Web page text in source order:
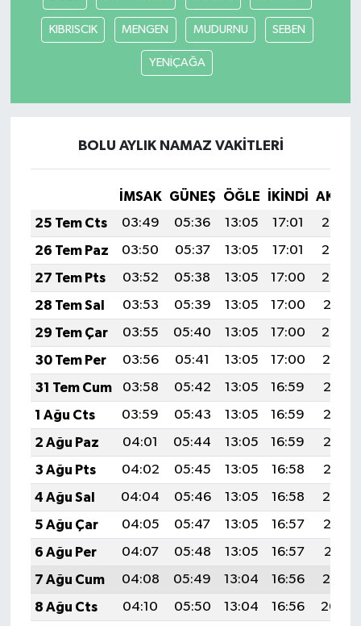
KIBRISCIK MENGEN MUDURNU SEBEN
YENİÇAĞA
BOLU AYLIK NAMAZ VAKITLERI
İMSAK GÜNEŞ ÖĞLE İKINDI
25 Tem Cts
03:49 05:36 13:05 17:01
20:24
26 Tem Paz
03:50 05:37 13:05 17:01
20:23
27 Tem Pts
03:52 05:38 13:05 17:00
20:22
28 Tem Sal
03:53 05:39 13:05 17:00
20:21
29 Tem Çar
03:55 05:40 13:05 17:00
20:20
30 Tem Per
03:56 05:41 13:05 17:00
20:19
31 Tem Cum
03:58 05:42 13:05 16:59
20:18
1 Ağu Cts
03:59 05:43 13:05 16:59
20:17
2 Ağu Paz
04:01 05:44 13:05 16:59
20:16
3 Ağu Pts
04:02 05:45 13:05 16:58
20:15
4 Ağu Sal
04:04 05:46 13:05 16:58
20:14
5 Ağu Çar
04:05 05:47 13:05 16:57
20:13
6 Ağu Per
04:07 05:48 13:05 16:57
20:11
7 Ağu Cum
04:08 05:49 13:04 16:56
20:10
8 Ağu Cts
04:10 05:50 13:04 16:56
20:09